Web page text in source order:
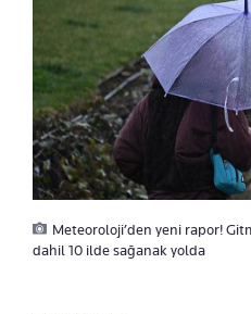
Meteoroloji’den yeni rapor!
dahil 10 ilde sağanak yolda